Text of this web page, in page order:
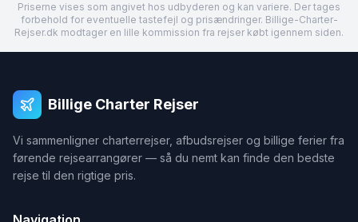
Priserne vises som angivet hos udbyderen og kan variere. Der tages
forbehold for eventuelle tastefejl og prisændringer. Billige-Charter-
Rejser.dk modtager en lille kommission fra rejser købt igennem siden.
Billige Charter Rejser
Vi sammenligner charterrejser, afbudsrejser og billige ferier fra
førende rejsearrangører — så du nemt kan finde den bedste
rejse til den rigtige pris.